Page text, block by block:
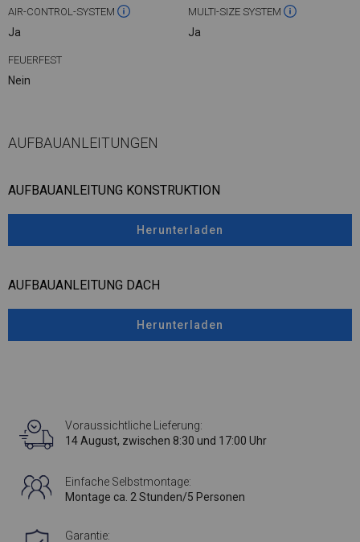
AIR-CONTROL-SYSTEM
Ja
MULTI-SIZE SYSTEM
Ja
FEUERFEST
Nein
AUFBAUANLEITUNGEN
AUFBAUANLEITUNG KONSTRUKTION
Herunterladen
AUFBAUANLEITUNG DACH
Herunterladen
Voraussichtliche Lieferung:
14 August, zwischen 8:30 und 17:00 Uhr
Einfache Selbstmontage:
Montage ca. 2 Stunden/5 Personen
Garantie: